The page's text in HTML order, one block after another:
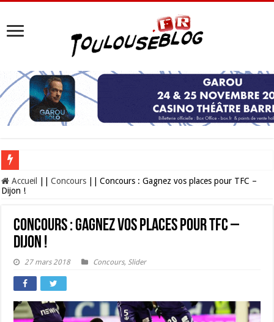
Les Nocturnes de la Cité de l’espace 2026 : l’événement incontournable de
Accueil Concours
Concours : Gagnez vos places pour TFC –
Dijon !
Concours : Gagnez vos places pour TFC –
Dijon !
27 mars 2018 Concours, Slider